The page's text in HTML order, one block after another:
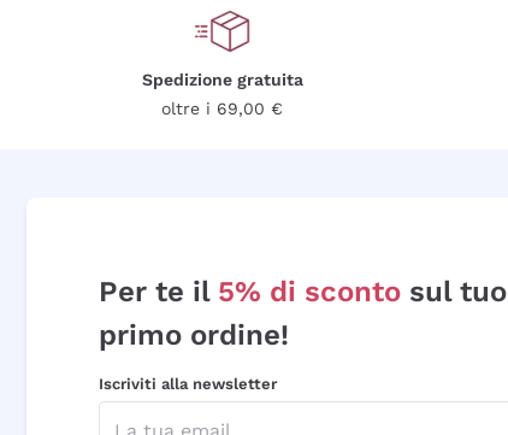
Spedizione gratuita
oltre i 69,00 €
Per te il 5% di sconto sul tuo
primo ordine!
Iscriviti alla newsletter